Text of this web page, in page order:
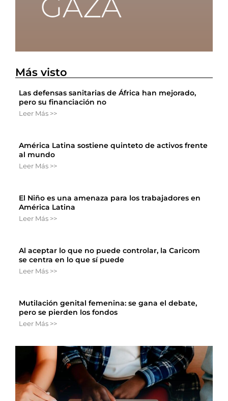
Más visto
Las defensas sanitarias de África han mejorado,
pero su financiación no
Leer Más >>
América Latina sostiene quinteto de activos frente
al mundo
Leer Más >>
El Niño es una amenaza para los trabajadores en
América Latina
Leer Más >>
Al aceptar lo que no puede controlar, la Caricom
se centra en lo que sí puede
Leer Más >>
Mutilación genital femenina: se gana el debate,
pero se pierden los fondos
Leer Más >>